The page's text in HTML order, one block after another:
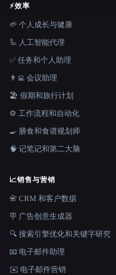
⚡效率
🌱 个人成长与健康
🦾 人工智能代理
✅ 任务和个人助理
👨‍💻 会议助理
🏖 假期和旅行计划
⚙️ 工作流程和自动化
🍳 膳食和食谱规划师
🧠 记笔记和第二大脑
📈销售与营销
📇 CRM 和客户数据
🪧 广告创意生成器
🔍 搜索引擎优化和关键字研究
📧 电子邮件助理
✉️ 电子邮件营销